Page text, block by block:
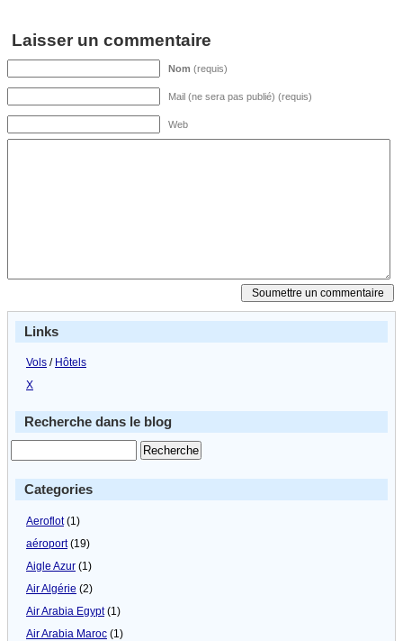
Laisser un commentaire
Nom (requis)
Mail (ne sera pas publié) (requis)
Web
Links
Vols / Hôtels
X
Recherche dans le blog
Categories
Aeroflot(1)
aéroport(19)
Aigle Azur (1)
Air Algérie (2)
Air Arabia Egypt(1)
Air Arabia Maroc (1)